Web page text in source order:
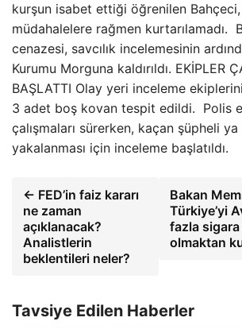
kurşun isabet ettiği öğrenilen
müdahalelere rağmen kurtarılamadı.
cenazesi, savcılık incelemesinin
Kurumu Morguna kaldırıldı. EKİPLER
BAŞLATTI Olay yeri inceleme
3 adet boş kovan tespit edildi. Polis
çalışmaları sürerken, kaçan şüpheli
yakalanması için inceleme başlatıldı.
← FED’in faiz kararı
ne zaman
açıklanacak?
Analistlerin
beklentileri neler?
Bakan
Türkiye’yi
fazla
olmaktan
Tavsiye Edilen Haberler